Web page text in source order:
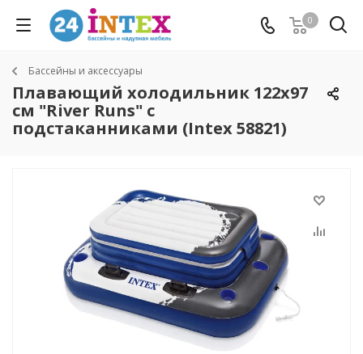
0
Бассейны и аксессуары
Плавающий холодильник 122х97
см "River Runs" с
подстаканниками (Intex 58821)